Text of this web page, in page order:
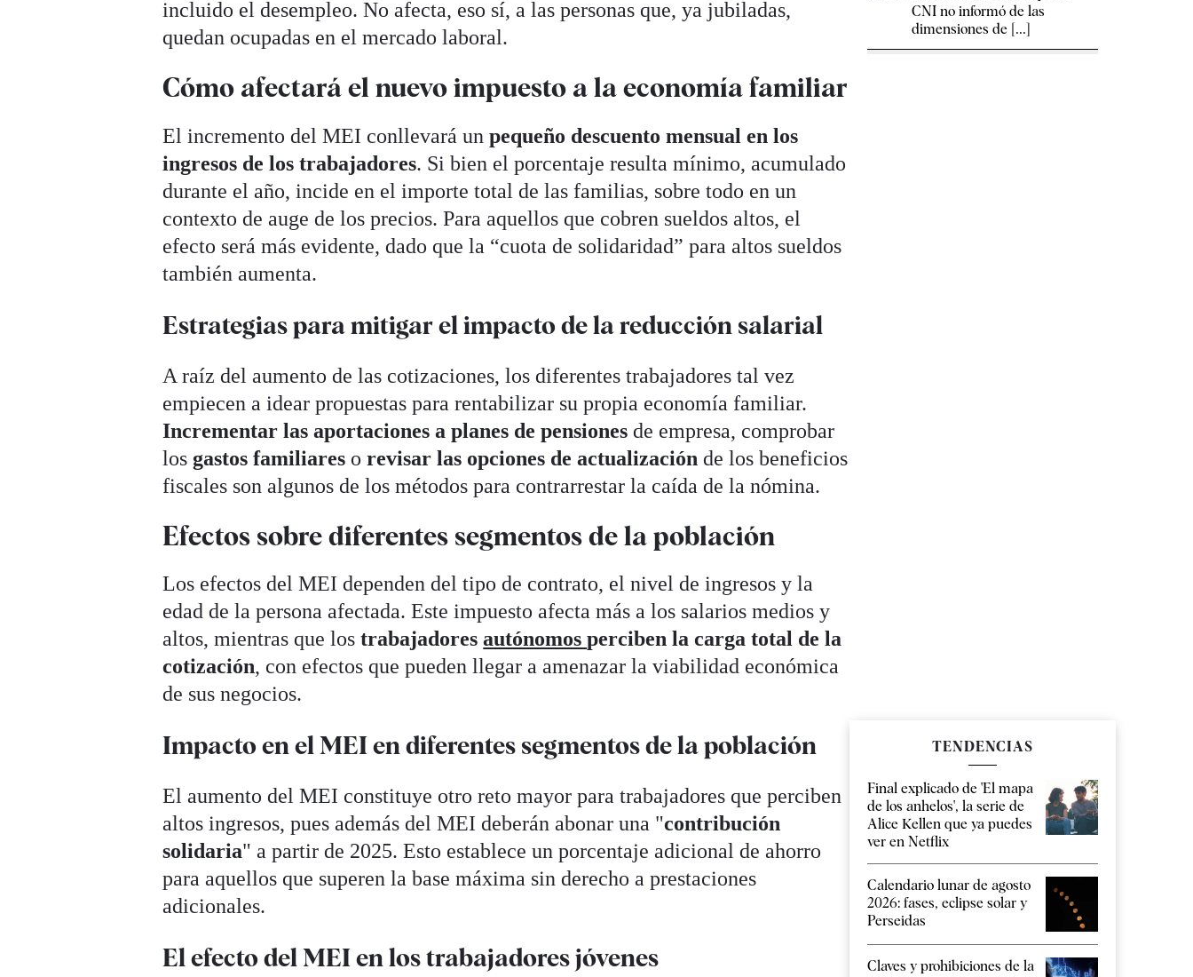
incluido el desempleo. No afecta, eso sí, a las personas que, ya jubiladas,
quedan ocupadas en el mercado laboral.
Cómo afectará el nuevo impuesto a la economía familiar
El incremento del MEI conllevará unpequeño descuento mensual en los
ingresos de los trabajadores. Si bien el porcentaje resulta mínimo, acumulado
durante el año, incide en el importe total de las familias, sobre todo en un
contexto de auge de los precios. Para aquellos que cobren sueldos altos, el
efecto será más evidente, dado que la “cuota de solidaridad” para altos sueldos
también aumenta.
Estrategias para mitigar el impacto de la reducción salarial
A raíz del aumento de las cotizaciones, los diferentes trabajadores tal vez
empiecen a idear propuestas para rentabilizar su propia economía familiar.
Incrementar las aportaciones a planes de pensiones de empresa, comprobar
los gastos familiares orevisar las opciones de actualizaciónde los beneficios
fiscales son algunos de los métodos para contrarrestar la caída de la nómina.
Efectos sobre diferentes segmentos de la población
Los efectos del MEI dependen del tipo de contrato, el nivel de ingresos y la
edad de la persona afectada. Este impuesto afecta más a los salarios medios y
altos, mientras que lostrabajadoresautónomosperciben la carga total de la
cotización, con efectos que pueden llegar a amenazar la viabilidad económica
de sus negocios.
Impacto en el MEI en diferentes segmentos de la población
El aumento del MEI constituye otro reto mayor para trabajadores que perciben
altos ingresos, pues además del MEI deberán abonar una "contribución
solidaria" a partir de 2025. Esto establece un porcentaje adicional de ahorro
para aquellos que superen la base máxima sin derecho a prestaciones
adicionales.
El efecto del MEI en los trabajadores jóvenes
CNI no informó de las
dimensiones de [...]
TENDENCIAS
Final explicado de 'El mapa
de los anhelos', la serie de
Alice Kellen que ya puedes
ver en Netflix
Calendario lunar de agosto
2026: fases, eclipse solar y
Perseidas
Claves y prohibiciones de la